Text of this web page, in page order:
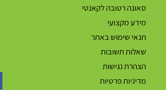
סאונה רטובה לקאנטי
מידע מקצועי
תנאי שימוש באתר
שאלות תשובות
הצהרת נגישות
מדיניות פרטיות